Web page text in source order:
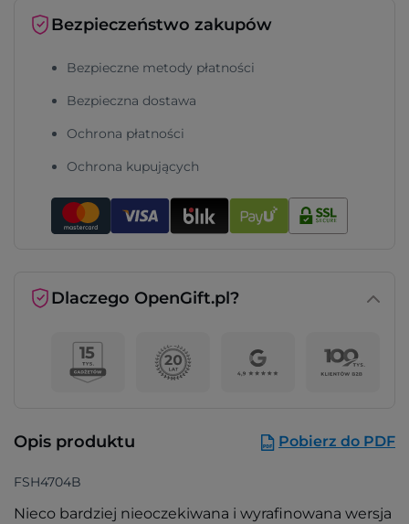
Bezpieczeństwo zakupów
Bezpieczne metody płatności
Bezpieczna dostawa
Ochrona płatności
Ochrona kupujących
Dlaczego OpenGift.pl?
Opis produktu Pobierz do PDF
FSH4704B
Nieco bardziej nieoczekiwana i wyrafinowana wersja